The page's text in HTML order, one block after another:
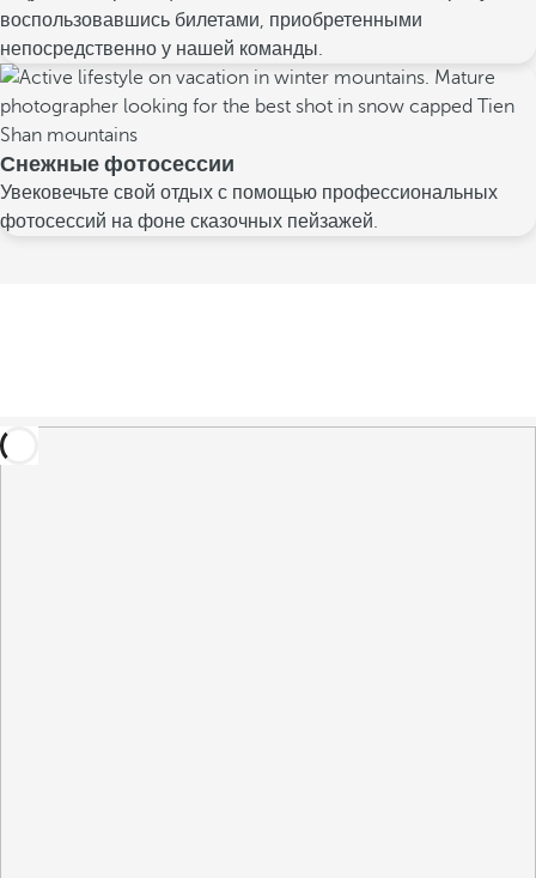
воспользовавшись билетами, приобретенными
непосредственно у нашей команды.
Снежные фотосессии
Увековечьте свой отдых с помощью профессиональных
фотосессий на фоне сказочных пейзажей.